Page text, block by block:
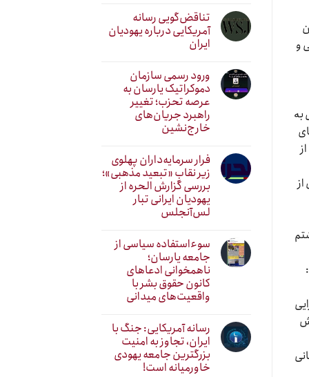
عمومی و
شده است ۱۷ زن از مردی بە
تناقض‌گویی رسانه
آمریکایی درباره یهودیان
ایران
ورود رسمی سازمان
دموکراتیک یارسان به
عرصه تحزب؛ تغییر
راهبرد جریان‌های
خارج‌نشین
فرار سرمایه‌داران پهلوی
زیر نقابِ «تبعید مذهبی»؛
بررسی گزارش الحره از
یهودیان ایرانی تبار
لس‌آنجلس
سوءاستفاده سیاسی از
جامعه یارسان؛
ناهمخوانی ادعاهای
کانون حقوق بشر با
واقعیت‌های میدانی
رسانه آمریکایی: جنگ با
ایران، تجاوز به امنیت
بزرگترین جامعه یهودی
خاورمیانه است!